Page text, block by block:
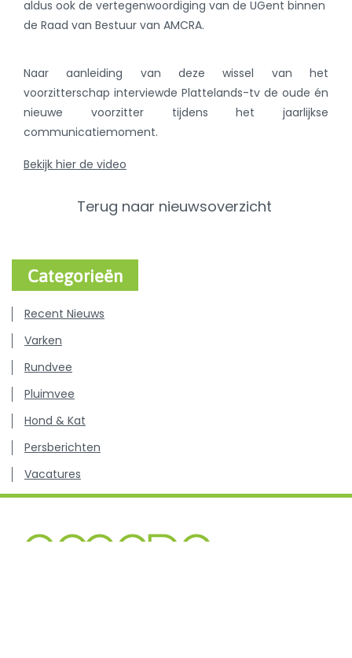
aldus ook de vertegenwoordiging van de UGent binnen
de Raad van Bestuur van AMCRA.
Naar aanleiding van deze wissel van het
voorzitterschap interviewde Plattelands-tv de oude én
nieuwe voorzitter tijdens het jaarlijkse
communicatiemoment.
Bekijk hier de video
Terug naar nieuwsoverzicht
Categorieën
Recent Nieuws
Varken
Rundvee
Pluimvee
Hond & Kat
Persberichten
Vacatures